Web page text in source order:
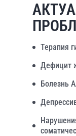
Терапия
Дефицит
Болезнь